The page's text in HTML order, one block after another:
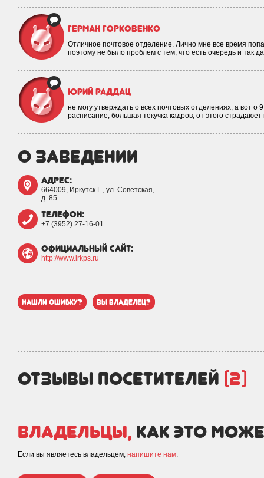
Герман Горковенко
Отличное почтовое отделение. Лично мне все время
поэтому не было проблем с тем, что есть очередь и так
Юрий Раддац
не могу утверждать о всех почтовых отделениях, а вот о
расписание, большая текучка кадров, от этого
о заведении
адрес:
664009, Иркутск Г., ул. Советская,
д. 85
телефон:
+7 (3952) 27-16-01
официальный сайт:
http://www.irkps.ru
нашли ошибку? вы владелец?
отзывы посетителей (2)
Владельцы, как это
Если вы являетесь владельцем, напишите нам.